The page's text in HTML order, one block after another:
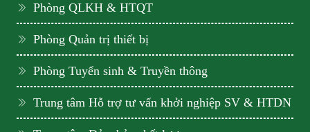
Phòng QLKH & HTQT
Phòng Quản trị thiết bị
Phòng Tuyển sinh & Truyền thông
Trung tâm Hỗ trợ tư vấn khởi nghiệp SV & HTDN